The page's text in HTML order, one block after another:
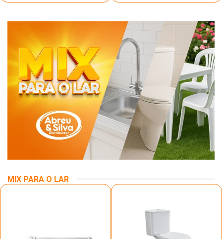
MIX PARA O LAR